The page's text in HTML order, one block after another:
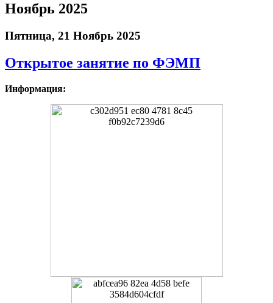
Ноябрь 2025
Пятница, 21 Ноябрь 2025
Открытое занятие по ФЭМП
Информация: